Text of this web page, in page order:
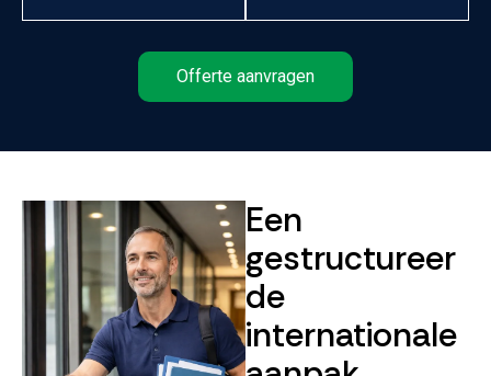
Offerte aanvragen
Een
gestructureer
de
internationale